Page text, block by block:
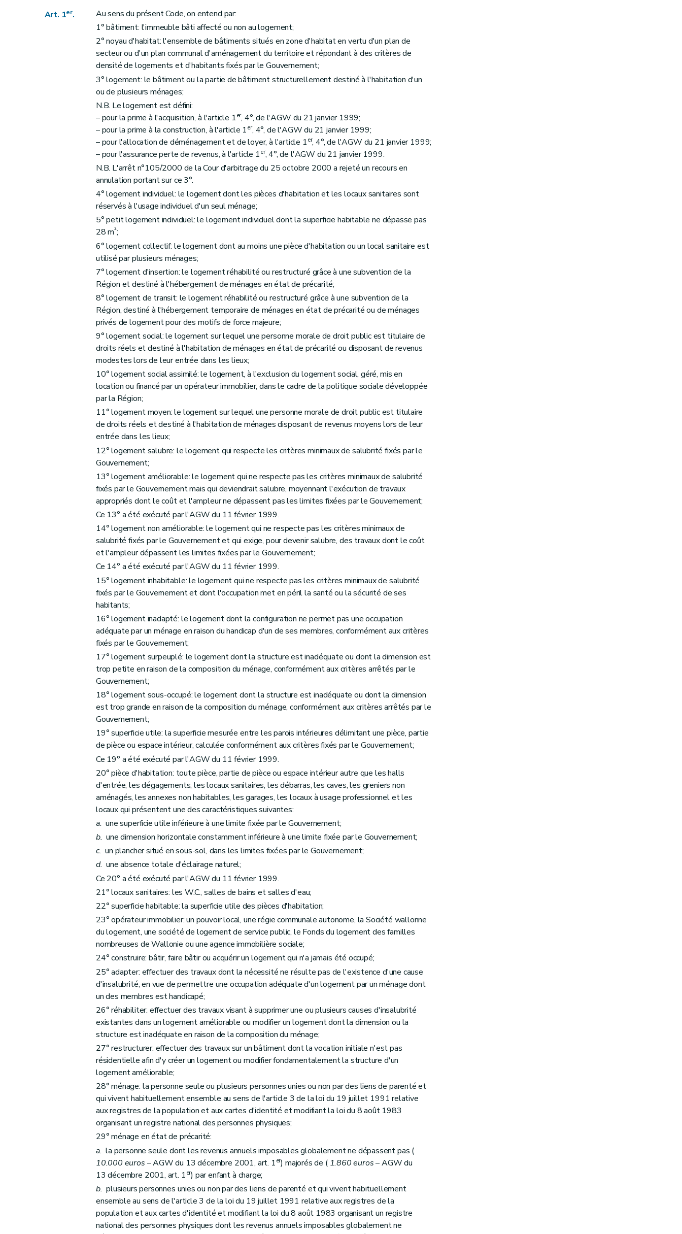
Chapitre II Des aides aux personnes physiques
Section première Des opérations subsidiables
Art. 14
Art. 15
Art. 16
Art. 17
Art. 18
Art. 19
Art. 20
Art. 21
Art. 22
Section 2 Des formes d'aides
Art. 23
Section 3 Des conditions d'octroi et de calcul des aides
Art. 24
Art. 25
Section 4
De la procédure
Art. 26
Art. 27
Art. 28
Chapitre III Des aides aux personnes morales autres que les sociétés de logement de service public
Section première Des aides au logement
Sous-section première Des catégories d'aide
Art. 29
Art. 30
Art. 31
Art. 32
Art. 33
Art. 34
Sous-section 2 Des conditions d'octroi et du calcul des aides
Art. 35
Art. 36
Art. 37
Art. 38
Sous-section 3 De la procédure
Art. 39
Art. 40
Art. 41
Art. 42
Art. 43
Section 2 Des aides à l'équipement d'ensembles de logements
Sous-section première Des aides à l'équipement
Art. 44
Art. 45
Art. 46
Sous-section 2
Des conditions d'octroi et du calcul des aides
Art. 47
Art. 48
Art. 49
Art. 50
Sous-section 3 De la procédure
Art. 51
Art. 52
Art. 53
Chapitre IV Des aides aux sociétés de logement de service public
Section première
Des aides au logement
Sous-section première Des catégories d'aide
Art. 54
Art. 55
Art. 56
Art. 57
Art. 58
Art. 59
Sous-section 2 Des conditions d'octroi et du calcul des aides
Art. 60
Art. 61
Art. 62
Art. 63
Sous-section 3 De la procédure
Art. 64
Art. 65
Art. 66
Art. 67
Art. 68
Section 2 Des aides à l'équipement
Sous-section première Des aides à l'équipement
Art. 69
Art. 70
Art. 71
Sous-section 2 Des conditions d'octroi et du calcul des aides
Art. 72
Art. 73
Art. 74
Art. 75
Sous-section 3 De la procédure
Art. 76
Art. 1er.
Au sens du présent Code, on entend par:
1° bâtiment: l'immeuble bâti affecté ou non au logement;
2° noyau d'habitat: l'ensemble de bâtiments situés en zone d'habitat en vertu d'un plan de
secteur ou d'un plan communal d'aménagement du territoire et répondant à des critères de
densité de logements et d'habitants fixés par le Gouvernement;
3° logement: le bâtiment ou la partie de bâtiment structurellement destiné à l'habitation d'un
ou de plusieurs ménages;
N.B. Le logement est défini:
– pour la prime à l'acquisition, à l'article 1er, 4°, de l'AGW du 21 janvier 1999;
– pour la prime à la construction, à l'article 1er, 4°, de l'AGW du 21 janvier 1999;
– pour l'allocation de déménagement et de loyer, à l'article 1er, 4°, de l'AGW du 21 janvier 1999;
– pour l'assurance perte de revenus, à l'article 1er, 4°, de l'AGW du 21 janvier 1999.
N.B. L'arrêt n°105/2000 de la Cour d'arbitrage du 25 octobre 2000 a rejeté un recours en
annulation portant sur ce 3°.
4° logement individuel: le logement dont les pièces d'habitation et les locaux sanitaires sont
réservés à l'usage individuel d'un seul ménage;
5° petit logement individuel: le logement individuel dont la superficie habitable ne dépasse pas
28 m²;
6° logement collectif: le logement dont au moins une pièce d'habitation ou un local sanitaire est
utilisé par plusieurs ménages;
7° logement d'insertion: le logement réhabilité ou restructuré grâce à une subvention de la
Région et destiné à l'hébergement de ménages en état de précarité;
8° logement de transit: le logement réhabilité ou restructuré grâce à une subvention de la
Région, destiné à l'hébergement temporaire de ménages en état de précarité ou de ménages
privés de logement pour des motifs de force majeure;
9° logement social: le logement sur lequel une personne morale de droit public est titulaire de
droits réels et destiné à l'habitation de ménages en état de précarité ou disposant de revenus
modestes lors de leur entrée dans les lieux;
10° logement social assimilé: le logement, à l'exclusion du logement social, géré, mis en
location ou financé par un opérateur immobilier, dans le cadre de la politique sociale développée
par la Région;
11° logement moyen: le logement sur lequel une personne morale de droit public est titulaire
de droits réels et destiné à l'habitation de ménages disposant de revenus moyens lors de leur
entrée dans les lieux;
12° logement salubre: le logement qui respecte les critères minimaux de salubrité fixés par le
Gouvernement;
13° logement améliorable: le logement qui ne respecte pas les critères minimaux de salubrité
fixés par le Gouvernement mais qui deviendrait salubre, moyennant l'exécution de travaux
appropriés dont le coût et l'ampleur ne dépassent pas les limites fixées par le Gouvernement;
Ce 13° a été exécuté par l'AGW du 11 février 1999.
14° logement non améliorable: le logement qui ne respecte pas les critères minimaux de
salubrité fixés par le Gouvernement et qui exige, pour devenir salubre, des travaux dont le coût
et l'ampleur dépassent les limites fixées par le Gouvernement;
Ce 14° a été exécuté par l'AGW du 11 février 1999.
15° logement inhabitable: le logement qui ne respecte pas les critères minimaux de salubrité
fixés par le Gouvernement et dont l'occupation met en péril la santé ou la sécurité de ses
habitants;
16° logement inadapté: le logement dont la configuration ne permet pas une occupation
adéquate par un ménage en raison du handicap d'un de ses membres, conformément aux critères
fixés par le Gouvernement;
17° logement surpeuplé: le logement dont la structure est inadéquate ou dont la dimension est
trop petite en raison de la composition du ménage, conformément aux critères arrêtés par le
Gouvernement;
18° logement sous-occupé: le logement dont la structure est inadéquate ou dont la dimension
est trop grande en raison de la composition du ménage, conformément aux critères arrêtés par le
Gouvernement;
19° superficie utile: la superficie mesurée entre les parois intérieures délimitant une pièce, partie
de pièce ou espace intérieur, calculée conformément aux critères fixés par le Gouvernement;
Ce 19° a été exécuté par l'AGW du 11 février 1999.
20° pièce d'habitation: toute pièce, partie de pièce ou espace intérieur autre que les halls
d'entrée, les dégagements, les locaux sanitaires, les débarras, les caves, les greniers non
aménagés, les annexes non habitables, les garages, les locaux à usage professionnel et les
locaux qui présentent une des caractéristiques suivantes:
a. une superficie utile inférieure à une limite fixée par le Gouvernement;
b. une dimension horizontale constamment inférieure à une limite fixée par le Gouvernement;
c. un plancher situé en sous-sol, dans les limites fixées par le Gouvernement;
d. une absence totale d'éclairage naturel;
Ce 20° a été exécuté par l'AGW du 11 février 1999.
21° locaux sanitaires: les W.C., salles de bains et salles d'eau;
22° superficie habitable: la superficie utile des pièces d'habitation;
23° opérateur immobilier: un pouvoir local, une régie communale autonome, la Société wallonne
du logement, une société de logement de service public, le Fonds du logement des familles
nombreuses de Wallonie ou une agence immobilière sociale;
24° construire: bâtir, faire bâtir ou acquérir un logement qui n'a jamais été occupé;
25° adapter: effectuer des travaux dont la nécessité ne résulte pas de l'existence d'une cause
d'insalubrité, en vue de permettre une occupation adéquate d'un logement par un ménage dont
un des membres est handicapé;
26° réhabiliter: effectuer des travaux visant à supprimer une ou plusieurs causes d'insalubrité
existantes dans un logement améliorable ou modifier un logement dont la dimension ou la
structure est inadéquate en raison de la composition du ménage;
27° restructurer: effectuer des travaux sur un bâtiment dont la vocation initiale n'est pas
résidentielle afin d'y créer un logement ou modifier fondamentalement la structure d'un
logement améliorable;
28° ménage: la personne seule ou plusieurs personnes unies ou non par des liens de parenté et
qui vivent habituellement ensemble au sens de l'article 3 de la loi du 19 juillet 1991 relative
aux registres de la population et aux cartes d'identité et modifiant la loi du 8 août 1983
organisant un registre national des personnes physiques;
29° ménage en état de précarité:
a. la personne seule dont les revenus annuels imposables globalement ne dépassent pas (
10.000 euros – AGW du 13 décembre 2001, art. 1er) majorés de ( 1.860 euros – AGW du
13 décembre 2001, art. 1er) par enfant à charge;
b. plusieurs personnes unies ou non par des liens de parenté et qui vivent habituellement
ensemble au sens de l'article 3 de la loi du 19 juillet 1991 relative aux registres de la
population et aux cartes d'identité et modifiant la loi du 8 août 1983 organisant un registre
national des personnes physiques dont les revenus annuels imposables globalement ne